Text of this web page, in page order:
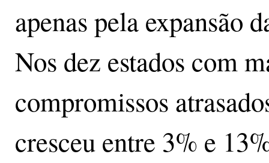
apenas pela expansão
Nos dez estados com
compromissos
cresceu entre 3% e